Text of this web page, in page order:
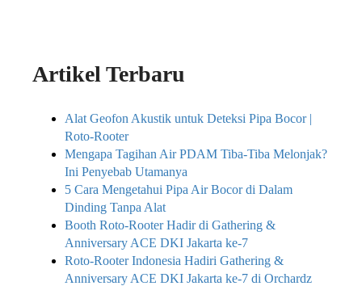
Artikel Terbaru
Alat Geofon Akustik untuk Deteksi Pipa Bocor |
Roto-Rooter
Mengapa Tagihan Air PDAM Tiba-Tiba Melonjak?
Ini Penyebab Utamanya
5 Cara Mengetahui Pipa Air Bocor di Dalam
Dinding Tanpa Alat
Booth Roto-Rooter Hadir di Gathering &
Anniversary ACE DKI Jakarta ke-7
Roto-Rooter Indonesia Hadiri Gathering &
Anniversary ACE DKI Jakarta ke-7 di Orchardz